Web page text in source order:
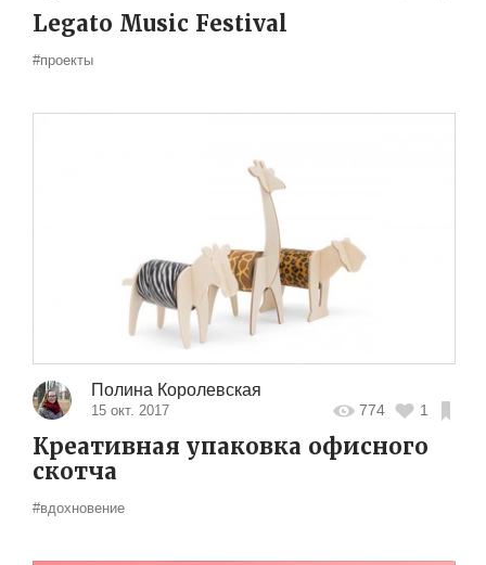
Legato Music Festival
#проекты
Полина Королевская
15 окт. 2017 774 1
Креативная упаковка офисного
cкотча
#вдохновение